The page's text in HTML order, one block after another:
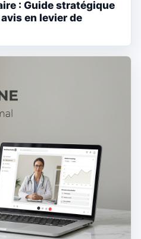
: Guide stratégique
en levier de